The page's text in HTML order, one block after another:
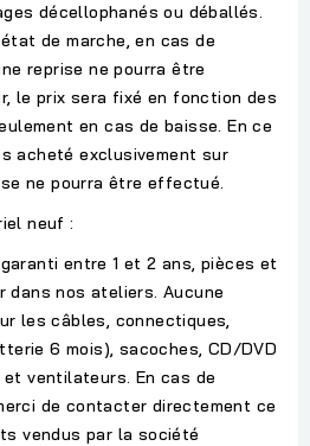
décellophanés ou déballés.
de marche, en cas de
reprise ne pourra être
le prix sera fixé en fonction des
en cas de baisse. En ce
acheté exclusivement sur
ne pourra être effectué.
neuf :
entre 1 et 2 ans, pièces et
dans nos ateliers. Aucune
les câbles, connectiques,
6 mois), sacoches, CD/DVD
ventilateurs. En cas de
de contacter directement ce
vendus par la société